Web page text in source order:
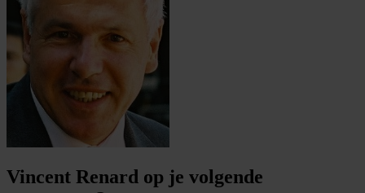
Vincent Renard op je volgende